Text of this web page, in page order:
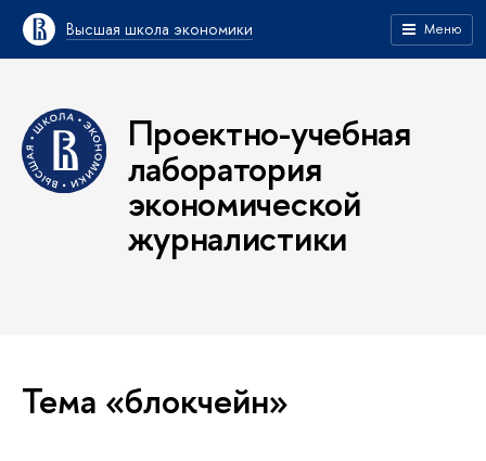
Высшая школа экономики Меню
Проектно-учебная
лаборатория
экономической
журналистики
Тема «блокчейн»